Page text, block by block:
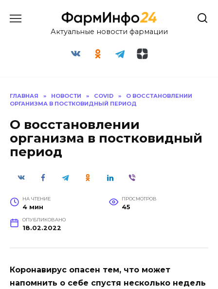
содержаниюАктуальные новости фармации
ГЛАВНАЯ » НОВОСТИ » COVID »
О ВОССТАНОВЛЕНИИ
ОРГАНИЗМА В ПОСТКОВИДНЫЙ ПЕРИОД
О восстановлении
организма в постковидный
период
НА ЧТЕНИЕ
4 мин
ПРОСМОТРОВ
45
ОПУБЛИКОВАНО
18.02.2022
Коронавирус опасен тем, что может
напомнить о себе спустя несколько недель